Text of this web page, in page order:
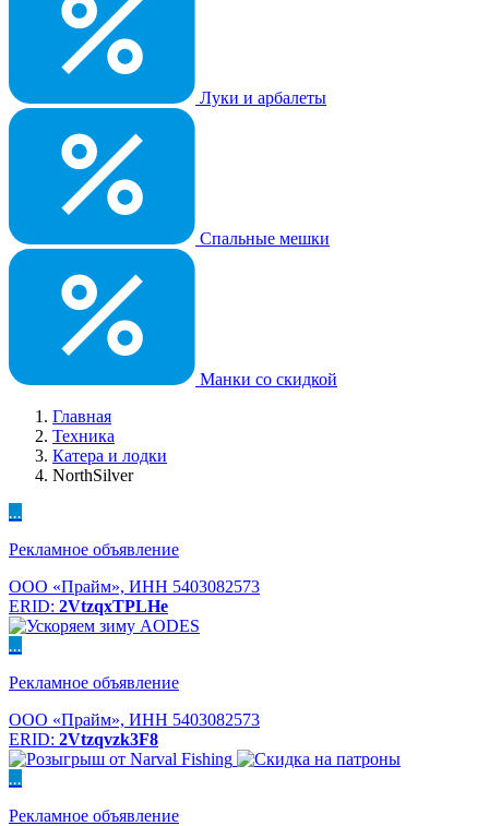
Луки и арбалеты
Спальные мешки
Манки со скидкой
Главная
Техника
Катера и лодки
NorthSilver
...
Рекламное объявление
ООО «Прайм», ИНН 5403082573
ERID: 2VtzqxTPLHe
...
Рекламное объявление
ООО «Прайм», ИНН 5403082573
ERID: 2Vtzqvzk3F8
...
Рекламное объявление